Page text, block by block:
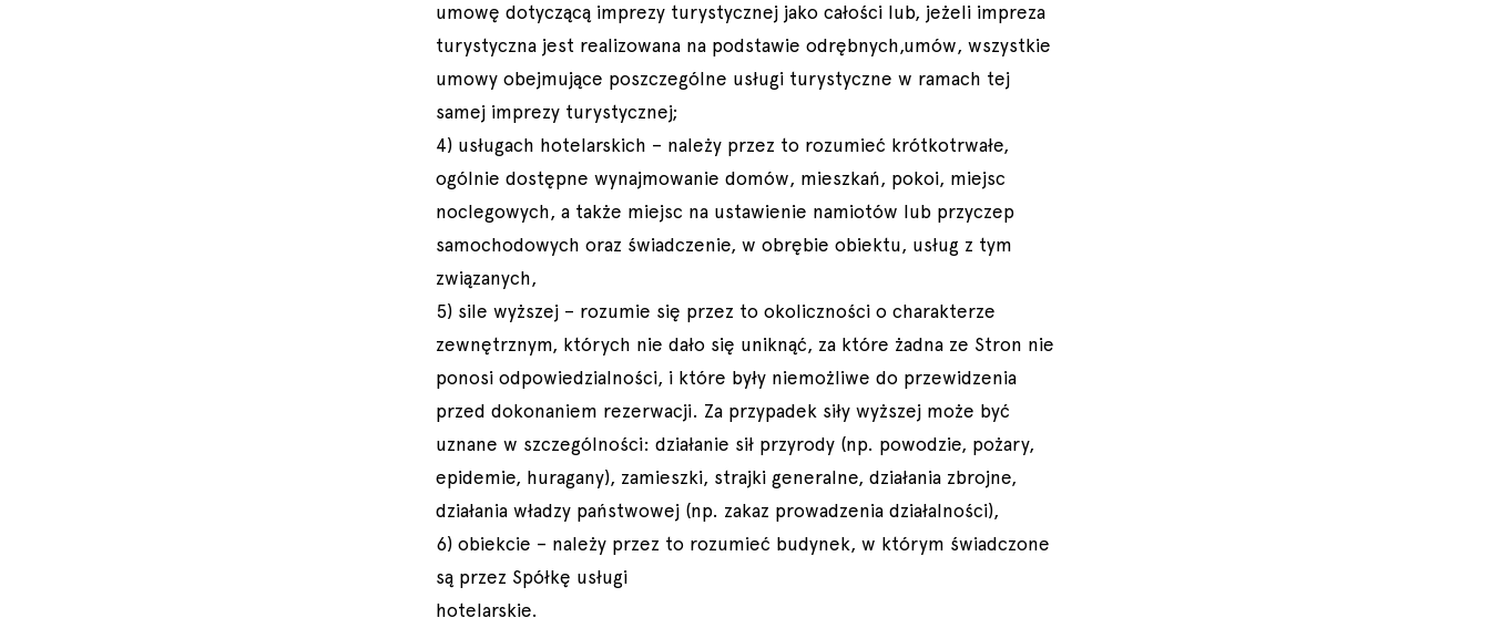
umowę dotyczącą imprezy turystycznej jako całości lub, jeżeli impreza
turystyczna jest realizowana na podstawie odrębnych,umów, wszystkie
umowy obejmujące poszczególne usługi turystyczne w ramach tej
samej imprezy turystycznej;
4) usługach hotelarskich – należy przez to rozumieć krótkotrwałe,
ogólnie dostępne wynajmowanie domów, mieszkań, pokoi, miejsc
noclegowych, a także miejsc na ustawienie namiotów lub przyczep
samochodowych oraz świadczenie, w obrębie obiektu, usług z tym
związanych,
5) sile wyższej – rozumie się przez to okoliczności o charakterze
zewnętrznym, których nie dało się uniknąć, za które żadna ze Stron nie
ponosi odpowiedzialności, i które były niemożliwe do przewidzenia
przed dokonaniem rezerwacji. Za przypadek siły wyższej może być
uznane w szczególności: działanie sił przyrody (np. powodzie, pożary,
epidemie, huragany), zamieszki, strajki generalne, działania zbrojne,
działania władzy państwowej (np. zakaz prowadzenia działalności),
6) obiekcie – należy przez to rozumieć budynek, w którym świadczone
są przez Spółkę usługi
hotelarskie.